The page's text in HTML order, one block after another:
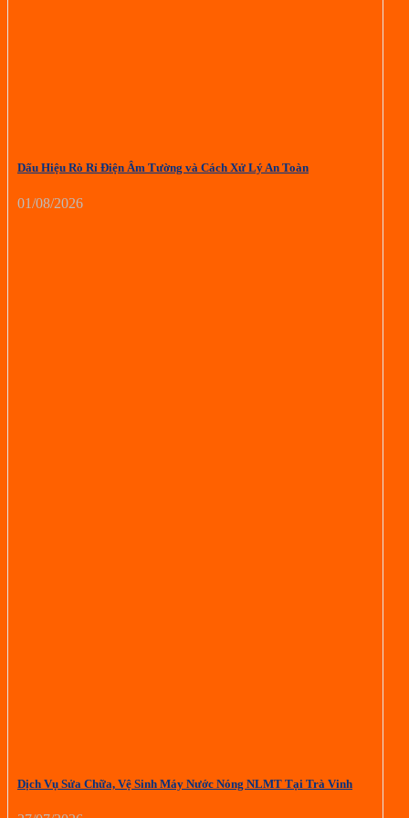
Dấu Hiệu Rò Rỉ Điện Âm Tường và Cách Xử Lý An Toàn
01/08/2026
Dịch Vụ Sửa Chữa, Vệ Sinh Máy Nước Nóng NLMT Tại Trà Vinh